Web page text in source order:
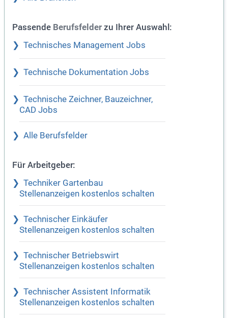
Passende Berufsfelder zu Ihrer Auswahl:
Technisches Management Jobs
Technische Dokumentation Jobs
Technische Zeichner, Bauzeichner,
CAD Jobs
Alle Berufsfelder
Für Arbeitgeber:
Techniker Gartenbau
Stellenanzeigen kostenlos schalten
Technischer Einkäufer
Stellenanzeigen kostenlos schalten
Technischer Betriebswirt
Stellenanzeigen kostenlos schalten
Technischer Assistent Informatik
Stellenanzeigen kostenlos schalten